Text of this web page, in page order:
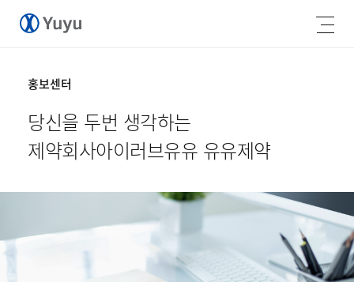
홍보센터
당신을 두번 생각하는
제약회사아이러브유유 유유제약